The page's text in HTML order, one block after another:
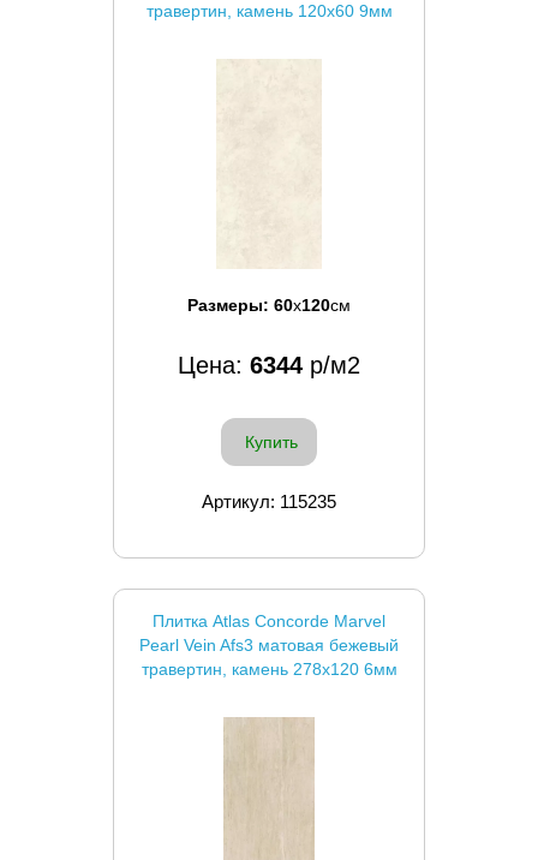
травертин, камень 120x60 9мм
Размеры: 60x120см
Цена: 6344 р/м2
Купить
Артикул: 115235
Плитка Atlas Concorde Marvel
Pearl Vein Afs3 матовая бежевый
травертин, камень 278x120 6мм